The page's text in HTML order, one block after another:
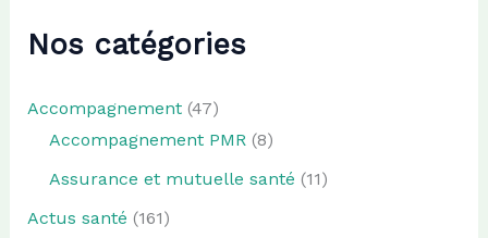
Nos catégories
Accompagnement(47)
Accompagnement PMR(8)
Assurance et mutuelle santé (11)
Actus santé (161)